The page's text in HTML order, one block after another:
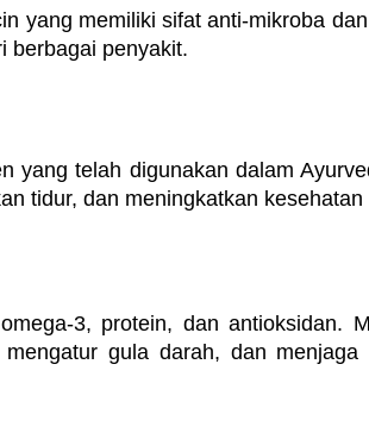
yang memiliki sifat anti-mikroba
berbagai penyakit.
yang telah digunakan dalam
tidur, dan meningkatkan kesehatan
3, protein, dan antioksidan.
gula darah, dan menjaga